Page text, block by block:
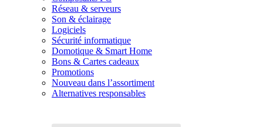
Réseau & serveurs
Son & éclairage
Logiciels
Sécurité informatique
Domotique & Smart Home
Bons & Cartes cadeaux
Promotions
Nouveau dans l’assortiment
Alternatives responsables